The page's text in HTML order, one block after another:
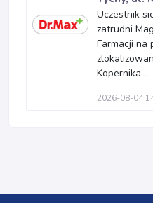
Uczestnik
zatrudni
Farmacji na
Kopernika ...
2026-08-04